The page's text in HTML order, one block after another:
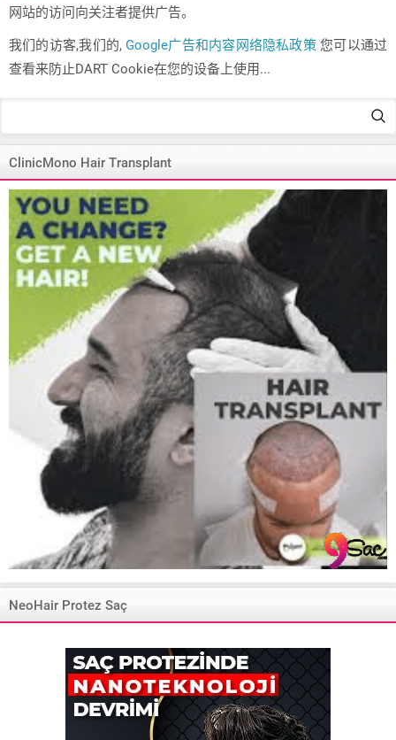
网站的访问向关注者提供广告。
我们的访客,我们的,Google广告和内容网络隐私政策您可以通过
查看来防止DART Cookie在您的设备上使用...
ClinicMono Hair Transplant
NeoHair Protez Saç